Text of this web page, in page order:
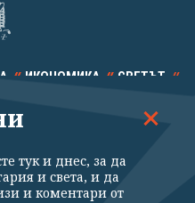
ИКОНОМИКА СВЕТЪТ
КАЛЕЙДОСКОП
тук и днес, за да
и света, и да
и коментари от